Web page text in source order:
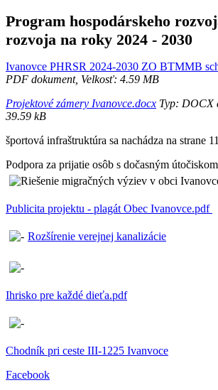
Program hospodárskeho
rozvoja na roky 2024 - 2030
Ivanovce PHRSR 2024-2030 ZO BTMMB
PDF dokument, Velkosť: 4.59 MB
Projektové zámery Ivanovce.docx Typ: DOCX
39.59 kB
športová infraštruktúra sa nachádza na strane
Podpora za prijatie osôb s dočasným
Publicita projektu - plagát Obec Ivanovce.pdf
Rozšírenie verejnej kanalizácie
Ihrisko pre každé dieťa.pdf
Chodník pri ceste III-1225 Ivanvoce
Facebook